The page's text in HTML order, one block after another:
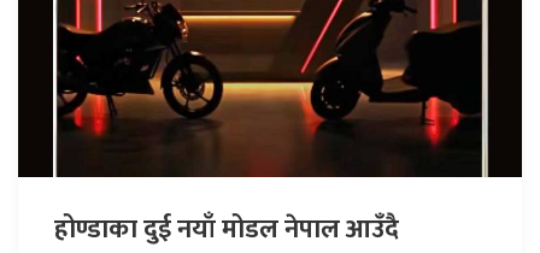
होण्डाका दुई नयाँ मोडल नेपाल आउँदै